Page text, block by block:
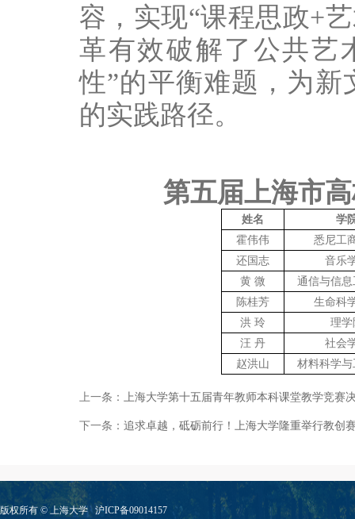
容，实现“课程思政+
革有效破解了公共艺
性”的平衡难题，为
的实践路径。
第五届上海市
姓名
学
霍伟伟
悉尼工
还国志
音乐
黄 微
通信与信
陈桂芳
生命科
洪 玲
理学
汪 丹
社会
赵洪山
材料科学
上一条： 上海大学第十五届青年教师本科课堂教学竞赛
下一条： 追求卓越，砥砺前行！上海大学隆重举行教创
版权所有 ©上海大学
沪ICP备09014157